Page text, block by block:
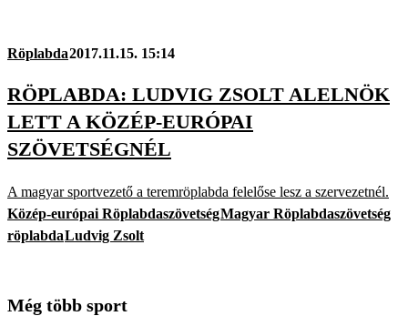
Röplabda2017.11.15. 15:14
RÖPLABDA: LUDVIG ZSOLT ALELNÖK
LETT A KÖZÉP-EURÓPAI
SZÖVETSÉGNÉL
A magyar sportvezető a teremröplabda felelőse lesz a szervezetnél.
Közép-európai RöplabdaszövetségMagyar Röplabdaszövetség
röplabdaLudvig Zsolt
Még több sport